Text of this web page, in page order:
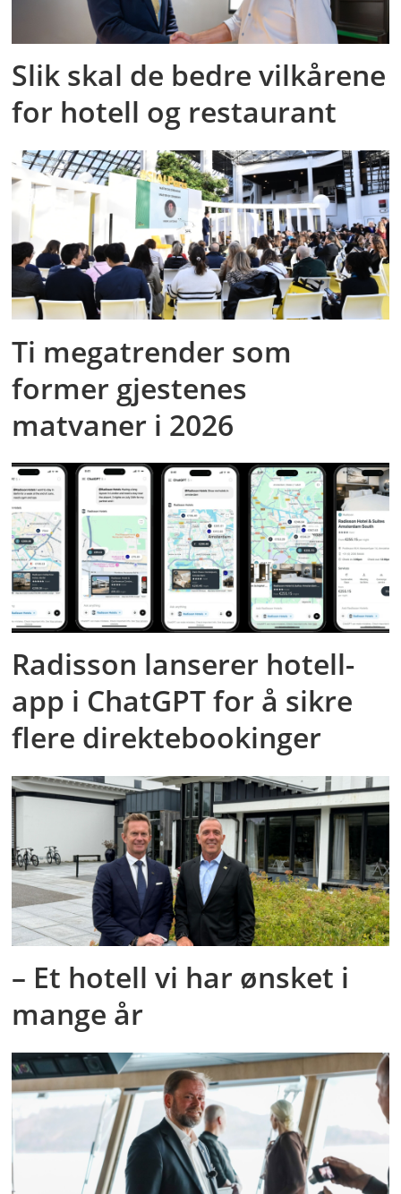
Slik skal de bedre vilkårene
for hotell og restaurant
Ti megatrender som
former gjestenes
matvaner i 2026
Radisson lanserer hotell-
app i ChatGPT for å sikre
flere direktebookinger
– Et hotell vi har ønsket i
mange år